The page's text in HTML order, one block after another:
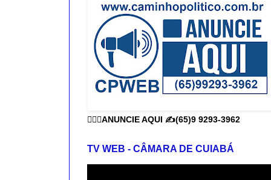
👨🏻‍⚕️ANUNCIE AQUI ✍️(65)9 9293-3962
TV WEB - CÂMARA DE CUIABÁ